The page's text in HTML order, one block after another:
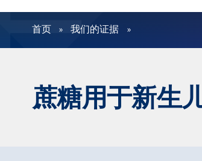
过滤
首页 我们的证据
蔗糖用于新生